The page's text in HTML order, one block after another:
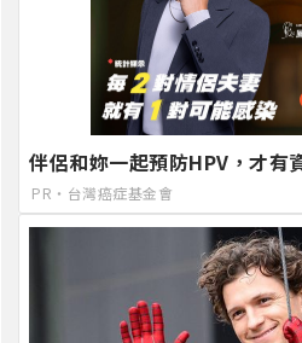
伴侶和妳一起預防HPV，才有
PR・台灣癌症基金會